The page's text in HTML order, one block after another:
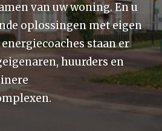
van uw woning. En u
oplossingen met eigen
staan er
huurders en